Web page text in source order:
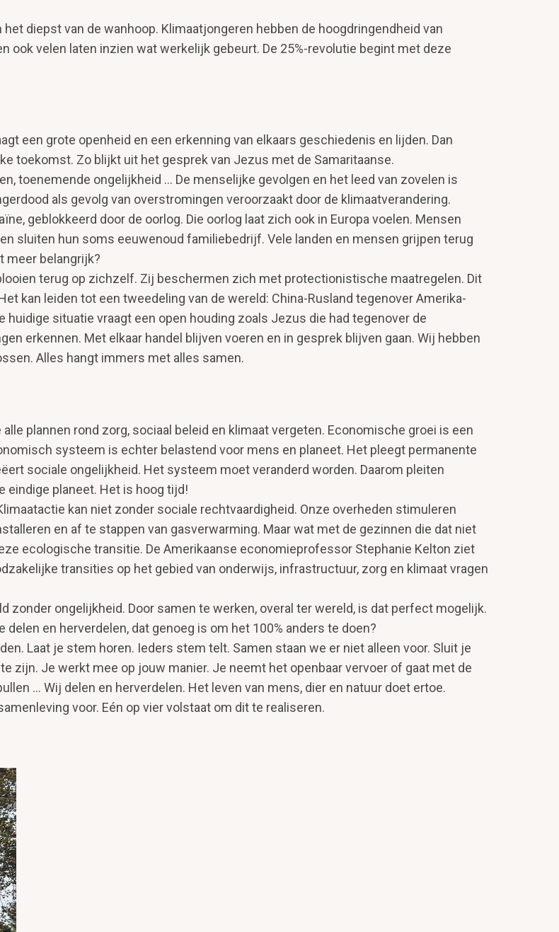
diepst van de wanhoop. Klimaatjongeren hebben de hoogdringendheid van
ook velen laten inzien wat werkelijk gebeurt. De 25%-revolutie begint met deze
een grote openheid en een erkenning van elkaars geschiedenis en lijden. Dan
toe­komst. Zo blijkt uit het gesprek van Jezus met de Samaritaanse.
toenemende ongelijkheid ... De menselijke gevolgen en het leed van zovelen is
als gevolg van overstromingen veroorzaakt door de klimaatverandering.
geblokkeerd door de oorlog. Die oorlog laat zich ook in Europa voelen. Mensen
sluiten hun soms eeuwenoud fami­liebedrijf. Vele landen en mensen grijpen terug
meer belangrijk?
terug op zichzelf. Zij beschermen zich met protectionistische maatregelen. Dit
kan leiden tot een tweedeling van de wereld: China-Rusland tegenover Amerika-
huidige situatie vraagt een open houding zoals Jezus die had tegen­over de
erkennen. Met elkaar handel blijven voeren en in gesprek blijven gaan. Wij hebben
Alles hangt immers met alles samen.
plannen rond zorg, sociaal beleid en klimaat vergeten. Economische groei is een
systeem is echter belastend voor mens en planeet. Het pleegt permanente
sociale ongelijkheid. Het systeem moet veranderd worden. Daarom pleiten
eindige planeet. Het is hoog tijd!
kan niet zonder sociale rechtvaar­digheid. Onze overheden stimuleren
en af te stappen van gasverwarming. Maar wat met de gezinnen die dat niet
ecologi­sche transitie. De Amerikaanse economieprofessor Stephanie Kelton ziet
transities op het gebied van onderwijs, infrastructuur, zorg en klimaat vragen
zonder ongelijkheid. Door samen te werken, overal ter wereld, is dat perfect mogelijk.
en herverdelen, dat genoeg is om het 100% anders te doen?
Laat je stem horen. Ieders stem telt. Samen staan we er niet alleen voor. Sluit je
zijn. Je werkt mee op jouw manier. Je neemt het openbaar vervoer of gaat met de
... Wij delen en herverdelen. Het leven van mens, dier en natuur doet ertoe.
voor. Eén op vier volstaat om dit te realiseren.